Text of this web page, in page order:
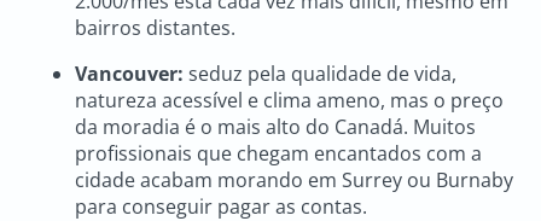
bairros distantes.
Vancouver: seduz pela qualidade de vida,
natureza acessível e clima ameno, mas o preço
da moradia é o mais alto do Canadá. Muitos
profissionais que chegam encantados com a
cidade acabam morando em Surrey ou Burnaby
para conseguir pagar as contas.